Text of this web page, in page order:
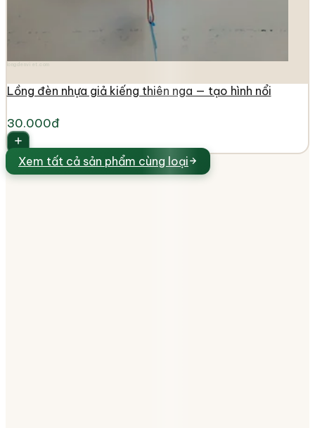
Lồng đèn nhựa giả kiếng thiên nga — tạo hình nổi
30.000đ
Xem tất cả sản phẩm cùng loại